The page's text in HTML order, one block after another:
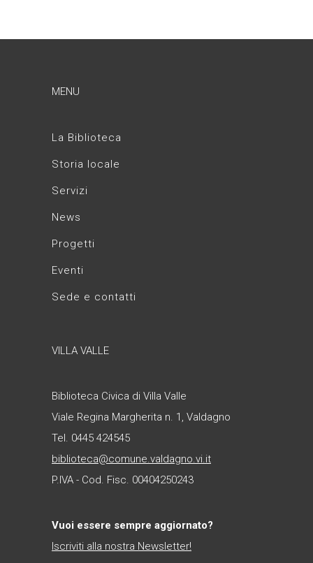
MENU
La Biblioteca
Storia locale
Servizi
News
Progetti
Eventi
Sede e contatti
VILLA VALLE
Biblioteca Civica di Villa Valle
Viale Regina Margherita n. 1, Valdagno
Tel. 0445 424545
biblioteca@comune.valdagno.vi.it
P.IVA - Cod. Fisc. 00404250243
Vuoi essere sempre aggiornato?
Iscriviti alla nostra Newsletter!